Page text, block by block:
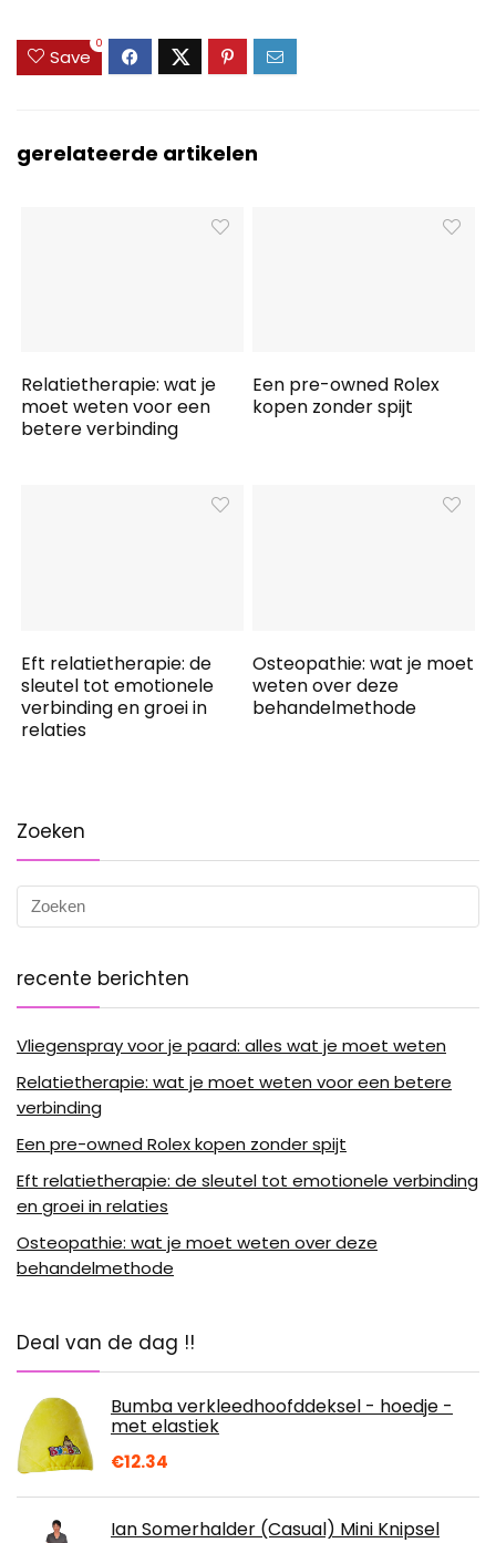
Save
0
gerelateerde artikelen
Relatietherapie: wat je
moet weten voor een
betere verbinding
Een pre-owned Rolex
kopen zonder spijt
Eft relatietherapie: de
sleutel tot emotionele
verbinding en groei in
relaties
Osteopathie: wat je moet
weten over deze
behandelmethode
Zoeken
recente berichten
Vliegenspray voor je paard: alles wat je moet weten
Relatietherapie: wat je moet weten voor een betere
verbinding
Een pre-owned Rolex kopen zonder spijt
Eft relatietherapie: de sleutel tot emotionele verbinding
en groei in relaties
Osteopathie: wat je moet weten over deze
behandelmethode
Deal van de dag !!
Bumba verkleedhoofddeksel - hoedje -
met elastiek
€12.34
Ian Somerhalder (Casual) Mini Knipsel